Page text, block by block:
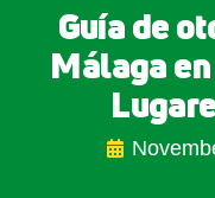
Guía de
Málaga